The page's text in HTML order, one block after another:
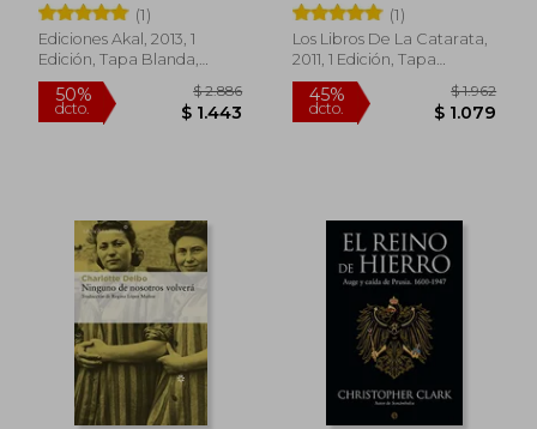
(1)
Ediciones Akal, 2013, 1
Edición, Tapa Blanda,
Nuevo
(1)
Los Libros De La Catarata,
2011, 1 Edición, Tapa
Blanda, Nuevo